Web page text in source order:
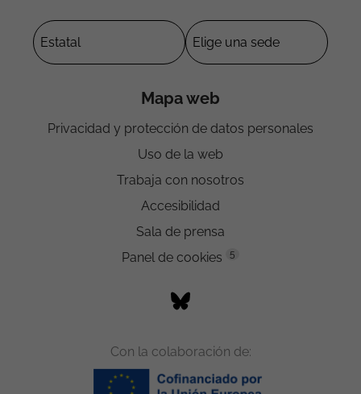
Mapa web
Privacidad y protección de datos personales
Uso de la web
Trabaja con nosotros
Accesibilidad
Sala de prensa
Panel de cookies
5
Con la colaboración de: